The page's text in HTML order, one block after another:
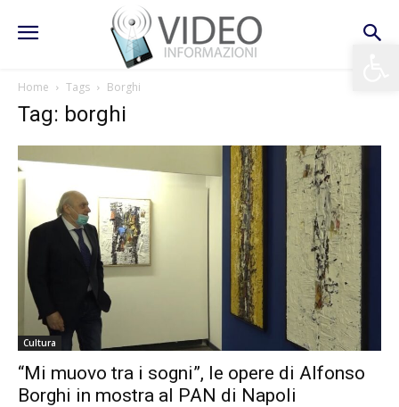
Home Tags Borghi
Tag: borghi
Cultura
“Mi muovo tra i sogni”, le opere di Alfonso
Borghi in mostra al PAN di Napoli